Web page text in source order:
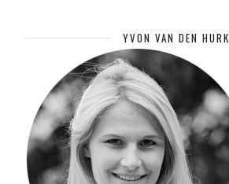
YVON VAN DEN HURK